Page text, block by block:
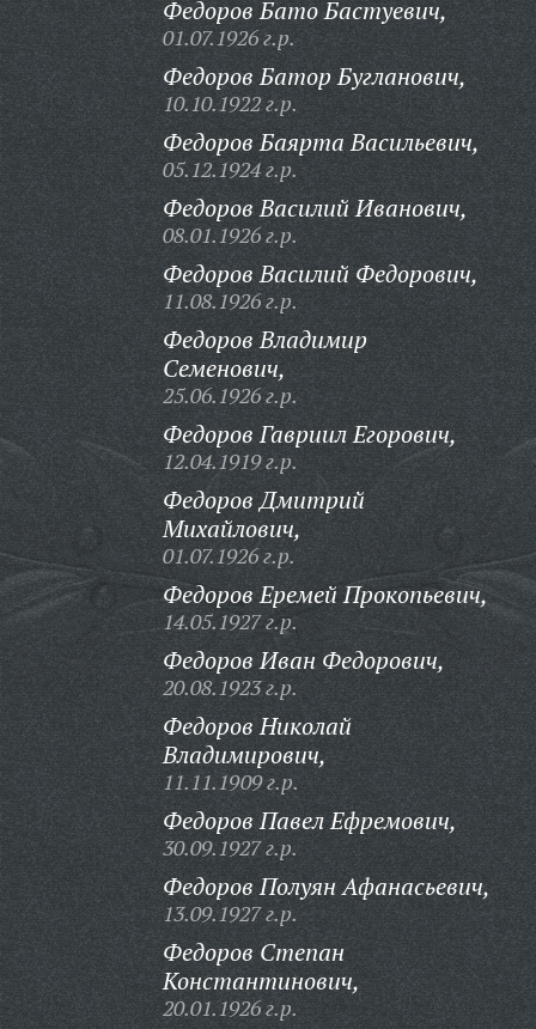
Федоров Бато Бастуевич,
01.07.1926 г.р.
Федоров Батор Бугланович,
10.10.1922 г.р.
Федоров Баярта Васильевич,
05.12.1924 г.р.
Федоров Василий Иванович,
08.01.1926 г.р.
Федоров Василий Федорович,
11.08.1926 г.р.
Федоров Владимир
Семенович,
25.06.1926 г.р.
Федоров Гавриил Егорович,
12.04.1919 г.р.
Федоров Дмитрий
Михайлович,
01.07.1926 г.р.
Федоров Еремей Прокопьевич,
14.05.1927 г.р.
Федоров Иван Федорович,
20.08.1923 г.р.
Федоров Николай
Владимирович,
11.11.1909 г.р.
Федоров Павел Ефремович,
30.09.1927 г.р.
Федоров Полуян Афанасьевич,
13.09.1927 г.р.
Федоров Степан
Константинович,
20.01.1926 г.р.